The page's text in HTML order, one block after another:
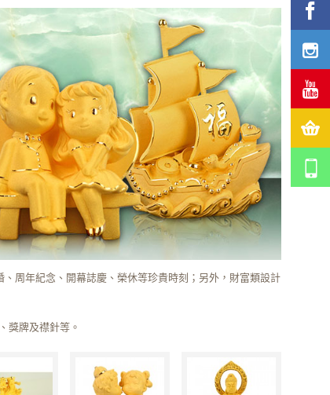
周年紀念、開幕誌慶、榮休等珍貴時刻；另外，財富類設計
獎牌及襟針等。